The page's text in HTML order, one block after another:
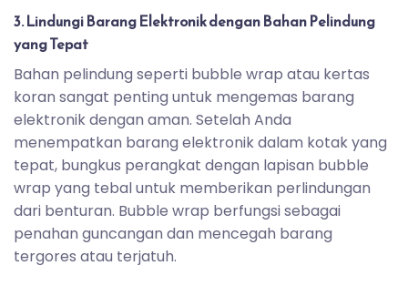
3. Lindungi Barang Elektronik dengan Bahan Pelindung
yang Tepat
Bahan pelindung seperti bubble wrap atau kertas
koran sangat penting untuk mengemas barang
elektronik dengan aman. Setelah Anda
menempatkan barang elektronik dalam kotak yang
tepat, bungkus perangkat dengan lapisan bubble
wrap yang tebal untuk memberikan perlindungan
dari benturan. Bubble wrap berfungsi sebagai
penahan guncangan dan mencegah barang
tergores atau terjatuh.